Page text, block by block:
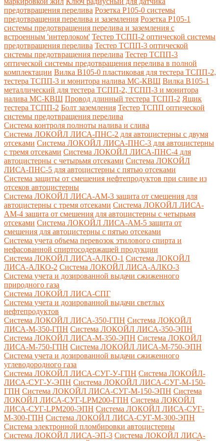
предотвращения перелива Розетка Р105-0 системы
предотвращения перелива и заземления Розетка Р105-1
системы предотвращения перелива и заземления с
встроенным 'интерлоком' Тестер ТСПП-2 оптической системы
предотвращения перелива Тестер ТСПП-3 оптической
системы предотвращения перелива Тестер ТСПП-3
оптической системы предотвращения перелива в полной
комплектации Вилка В105-0 пластиковая для тестера ТСПП-2,
тестера ТСПП-3 и монитора налива МС-КВШ Вилка В105-1
металлический для тестера ТСПП-2, ТСПП-3 и монитора
налива МС-КВШ Провод длинный тестера ТСПП-2 Ящик
тестера ТСПП-2 Болт заземления Тестер ТСПП оптической
системы предотвращения перелива
Cистема контроля полноты налива и слива
Система ЛОКОЙЛ ЛИСА-ПНС-2 для автоцистерны с двумя
отсеками Система ЛОКОЙЛ ЛИСА-ПНС-3 для автоцистерны
с тремя отсеками Система ЛОКОЙЛ ЛИСА-ПНС-4 для
автоцистерны с четырьмя отсеками Система ЛОКОЙЛ
ЛИСА-ПНС-5 для автоцистерны с пятью отсеками
Система защиты от смешения нефтепродуктов при сливе из
отсеков автоцистерны
Система ЛОКОЙЛ ЛИСА-AM-3 защита от смешения для
автоцистерны с тремя отсеками Система ЛОКОЙЛ ЛИСА-
AM-4 защита от смешения для автоцистерны с четырьмя
отсеками Система ЛОКОЙЛ ЛИСА-AM-5 защита от
смешения для автоцистерны с пятью отсеками
Система учета объема перевозок этилового спирта и
нефасованной спиртосодержащей продукции
Система ЛОКОЙЛ ЛИСА-AЛКО-1 Система ЛОКОЙЛ
ЛИСА-АЛКО-2 Система ЛОКОЙЛ ЛИСА-АЛКО-3
Система учета и дозированной выдачи сжиженного
природного газа
Система ЛОКОЙЛ ЛИСА-СПГ
Система учета и дозированной выдачи светлых
нефтепродуктов
Система ЛОКОЙЛ ЛИСА-350-ГПН Система ЛОКОЙЛ
ЛИСА-М-350-ГПН Система ЛОКОЙЛ ЛИСА-350-ЭПН
Система ЛОКОЙЛ ЛИСА-М-350-ЭПН Система ЛОКОЙЛ
ЛИСА-М-750-ГПН Система ЛОКОЙЛ ЛИСА-М-750-ЭПН
Система учета и дозированной выдачи сжиженного
углеводородного газа
Система ЛОКОЙЛ ЛИСА-СУГ-У-ГПН Система ЛОКОЙЛ-
ЛИСА-СУГ-У-ЭПН Система ЛОКОЙЛ ЛИСА-СУГ-М-150-
ГПН Система ЛОКОЙЛ ЛИСА-СУГ-М-150-ЭПН Система
ЛОКОЙЛ ЛИСА-СУГ-LPM200-ГПН Система ЛОКОЙЛ
ЛИСА-СУГ-LPM200-ЭПН Система ЛОКОЙЛ ЛИСА-СУГ-
М-300-ГПН Система ЛОКОЙЛ ЛИСА-СУГ-М-300-ЭПН
Система электронной пломбировки автоцистерны
Система ЛОКОЙЛ ЛИСА-ЭП-3 Система ЛОКОЙЛ ЛИСА-